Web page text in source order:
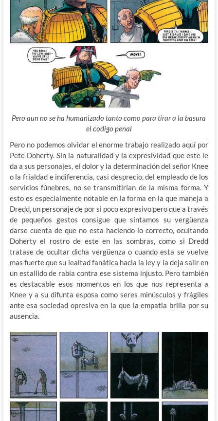
Pero aun no se ha humanizado tanto como para tirar a la basura
el codigo penal
Pero no podemos olvidar el enorme trabajo realizado aquí por
Pete Doherty. Sin la naturalidad y la expresividad que este le
da a sus personajes, el dolor y la determinación del señor Knee
o la frialdad e indiferencia, casi desprecio, del empleado de los
servicios fúnebres, no se transmitirían de la misma forma. Y
esto es especialmente notable en la forma en la que maneja a
Dredd, un personaje de por si poco expresivo pero que a través
de pequeños gestos consigue que sintamos su vergüenza
darse cuenta de que no esta haciendo lo correcto, ocultando
Doherty el rostro de este en las sombras, como si Dredd
tratase de ocultar dicha vergüenza o cuando esta se vuelve
mas fuerte que su lealtad fanática hacia la ley y la deja salir en
un estallido de rabia contra ese sistema injusto. Pero también
es destacable esos momentos en los que nos representa a
Knee y a su difunta esposa como seres minúsculos y frágiles
ante esa sociedad opresiva en la que la empatia brilla por su
ausencia.